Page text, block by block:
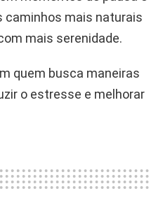
caminhos mais naturais
mais serenidade.
quem busca maneiras
o estresse e melhorar